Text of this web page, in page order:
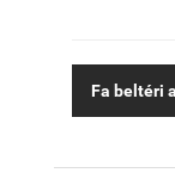
Fa beltéri